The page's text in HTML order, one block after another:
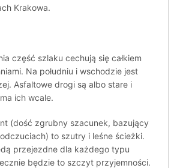
Krakowa.
część szlaku cechują się całkiem
Na południu i wschodzie jest
Asfaltowe drogi są albo stare i
ich wcale.
(dość zgrubny szacunek, bazujący
to szutry i leśne ścieżki.
przejezdne dla każdego typu
będzie to szczyt przyjemności.